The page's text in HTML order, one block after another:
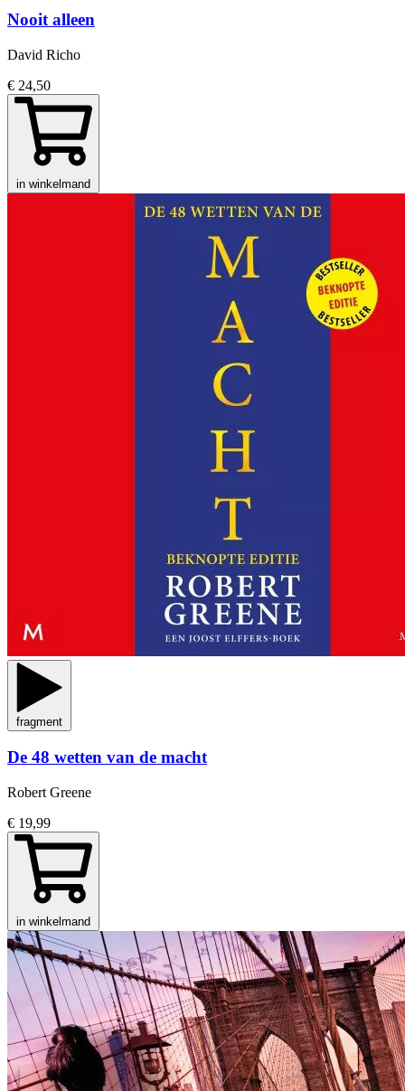
Nooit alleen
David Richo
€ 24,50
in winkelmand
fragment
De 48 wetten van de macht
Robert Greene
€ 19,99
in winkelmand